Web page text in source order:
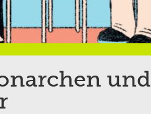
und